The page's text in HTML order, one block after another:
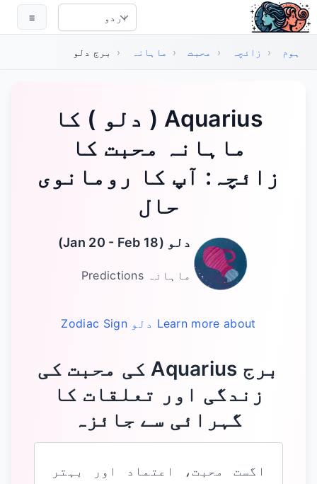
اہم مواد پر جائیں
Select Language
☰
ہوم ‹ زائچہ ‹ محبت ‹ ماہانہ ‹ برج دلو
‏Aquarius ( دلو ) کا
ماہانہ محبت کا
زائچہ: آپ کا رومانوی
حال
دلو (
Jan 20 - Feb 18
)
ماہانہ
Learn more about دلو Zodiac Sign
‏برج Aquarius کی محبت کی
زندگی اور تعلقات کا
گہرائی سے جائزہ
اگست محبت، اعتماد اور بہتر